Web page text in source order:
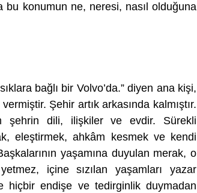
bu konumun ne, neresi, nasıl olduğuna
bağlı bir Volvo’da.” diyen ana kişi,
Şehir artık arkasında kalmıştır.
şehrin dili, ilişkiler ve evdir. Sürekli
eleştirmek, ahkâm kesmek ve kendi
yaşamına duyulan merak, o
içine sızılan yaşamları yazar
hiçbir endişe ve tedirginlik duymadan